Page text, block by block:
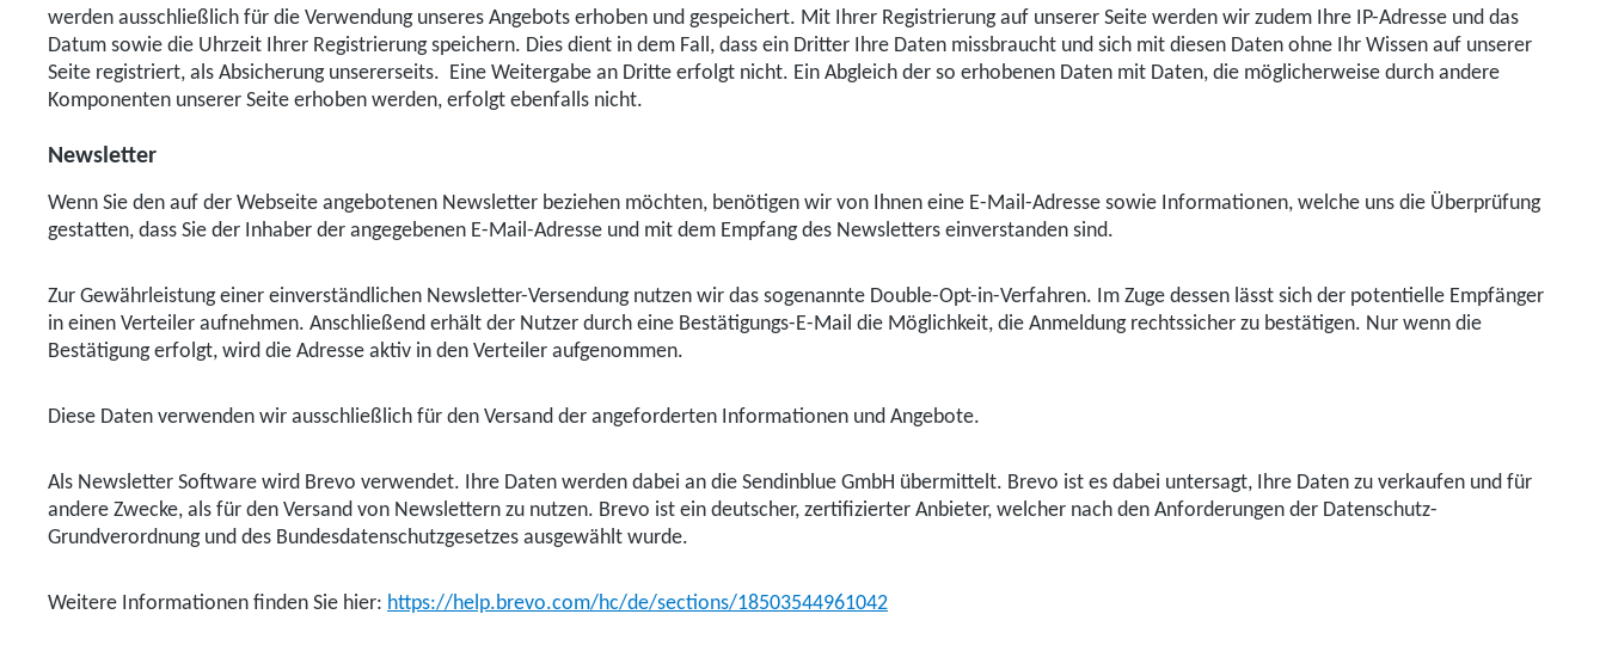
werden ausschließlich für die Verwendung unseres Angebots erhoben und gespeichert. Mit Ihrer Registrierung auf unserer Seite werden wir zudem Ihre IP-Adresse und das
Datum sowie die Uhrzeit Ihrer Registrierung speichern. Dies dient in dem Fall, dass ein Dritter Ihre Daten missbraucht und sich mit diesen Daten ohne Ihr Wissen auf unserer
Seite registriert, als Absicherung unsererseits. Eine Weitergabe an Dritte erfolgt nicht. Ein Abgleich der so erhobenen Daten mit Daten, die möglicherweise durch andere
Komponenten unserer Seite erhoben werden, erfolgt ebenfalls nicht.
Newsletter
Wenn Sie den auf der Webseite angebotenen Newsletter beziehen möchten, benötigen wir von Ihnen eine E-Mail-Adresse sowie Informationen, welche uns die Überprüfung
gestatten, dass Sie der Inhaber der angegebenen E-Mail-Adresse und mit dem Empfang des Newsletters einverstanden sind.
Zur Gewährleistung einer einverständlichen Newsletter-Versendung nutzen wir das sogenannte Double-Opt-in-Verfahren. Im Zuge dessen lässt sich der potentielle Empfänger
in einen Verteiler aufnehmen. Anschließend erhält der Nutzer durch eine Bestätigungs-E-Mail die Möglichkeit, die Anmeldung rechtssicher zu bestätigen. Nur wenn die
Bestätigung erfolgt, wird die Adresse aktiv in den Verteiler aufgenommen.
Diese Daten verwenden wir ausschließlich für den Versand der angeforderten Informationen und Angebote.
Als Newsletter Software wird Brevo verwendet. Ihre Daten werden dabei an die Sendinblue GmbH übermittelt. Brevo ist es dabei untersagt, Ihre Daten zu verkaufen und für
andere Zwecke, als für den Versand von Newslettern zu nutzen. Brevo ist ein deutscher, zertifizierter Anbieter, welcher nach den Anforderungen der Datenschutz-
Grundverordnung und des Bundesdatenschutzgesetzes ausgewählt wurde.
Weitere Informationen finden Sie hier: https://help.brevo.com/hc/de/sections/18503544961042